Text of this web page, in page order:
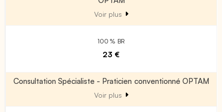
Voir plus
100 % BR
23 €
Consultation Spécialiste - Praticien conventionné OPTAM
Voir plus